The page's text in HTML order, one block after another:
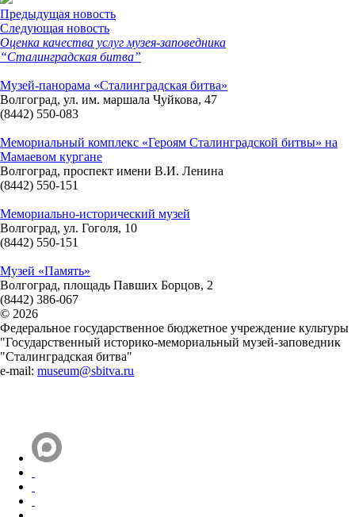
Предыдущая новость
Следующая новость
Оценка качества услуг музея-заповедника
“Сталинградская битва”
Музей-панорама «Сталинградская битва»
Волгоград, ул. им. маршала Чуйкова, 47
(8442) 550-083
Мемориальный комплекс «Героям Сталинградской битвы» на
Мамаевом кургане
Волгоград, проспект имени В.И. Ленина
(8442) 550-151
Мемориально-исторический музей
Волгоград, ул. Гоголя, 10
(8442) 550-151
Музей «Память»
Волгоград, площадь Павших Борцов, 2
(8442) 386-067
© 2026
Федеральное государственное бюджетное учреждение культуры
"Государственный историко-мемориальный музей-заповедник
"Сталинградская битва"
e-mail: museum@sbitva.ru